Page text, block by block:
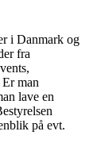
i Danmark og
fra
man
lave en
på evt.